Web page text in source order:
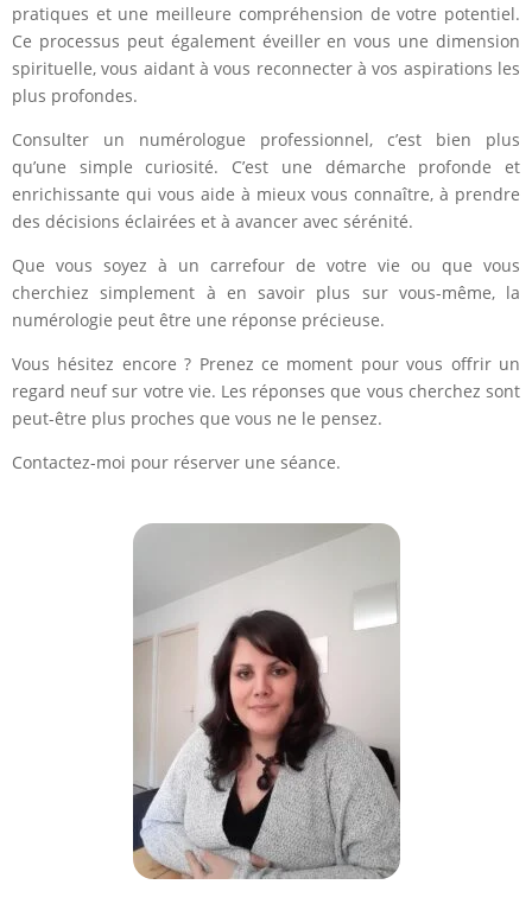
pratiques et une meilleure compréhension de votre potentiel.
Ce processus peut également éveiller en vous une dimension
spirituelle, vous aidant à vous reconnecter à vos aspirations les
plus profondes.
Consulter un numérologue professionnel, c’est bien plus
qu’une simple curiosité. C’est une démarche profonde et
enrichissante qui vous aide à mieux vous connaître, à prendre
des décisions éclairées et à avancer avec sérénité.
Que vous soyez à un carrefour de votre vie ou que vous
cherchiez simplement à en savoir plus sur vous-même, la
numérologie peut être une réponse précieuse.
Vous hésitez encore ? Prenez ce moment pour vous offrir un
regard neuf sur votre vie. Les réponses que vous cherchez sont
peut-être plus proches que vous ne le pensez.
Contactez-moi pour réserver une séance.